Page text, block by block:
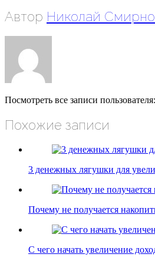
Автор Николай
Посмотреть все записи пользователя:
Похожие записи
3 денежных лягушки для
Почему не получается
С чего начать увеличение